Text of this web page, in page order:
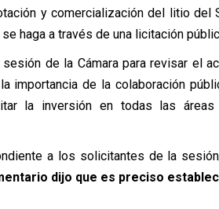
y comercialización del litio del
haga a través de una licitación
de la Cámara para revisar el
importancia de la colaboración
la inversión en todas las
a los solicitantes de la
dijo que es preciso